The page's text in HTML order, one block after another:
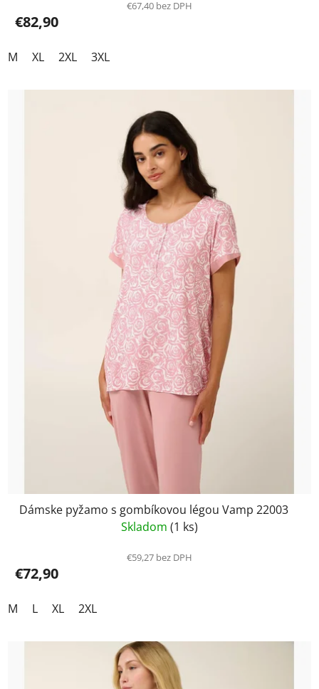
€67,40 bez DPH
€82,90
M XL 2XL 3XL
Dámske pyžamo s gombíkovou légou Vamp 22003
Skladom (1 ks)
€59,27 bez DPH
€72,90
M L XL 2XL